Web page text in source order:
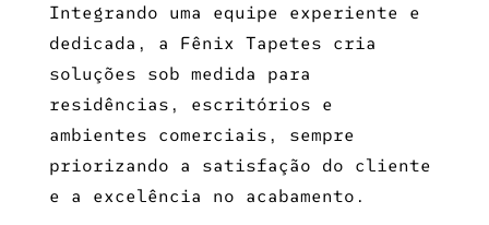
Integrando uma equipe experiente e
dedicada, a Fênix Tapetes cria
soluções sob medida para
residências, escritórios e
ambientes comerciais, sempre
priorizando a satisfação do cliente
e a excelência no acabamento.